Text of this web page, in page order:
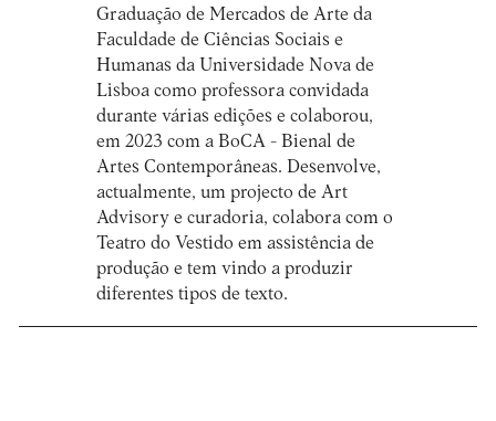
Graduação de Mercados de Arte da
Faculdade de Ciências Sociais e
Humanas da Universidade Nova de
Lisboa como professora convidada
durante várias edições e colaborou,
em 2023 com a BoCA - Bienal de
Artes Contemporâneas. Desenvolve,
actualmente, um projecto de Art
Advisory e curadoria, colabora com o
Teatro do Vestido em assistência de
produção e tem vindo a produzir
diferentes tipos de texto.